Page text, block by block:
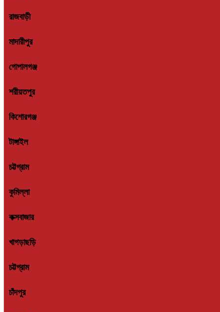
রাজবাড়ী
মাদারীপুর
গোপালগঞ্জ
শরীয়তপুর
কিশোরগঞ্জ
টাঙ্গাইল
চট্টগ্রাম
কুমিল্লা
কক্সবাজার
খাগড়াছড়ি
চট্টগ্রাম
চাঁদপুর